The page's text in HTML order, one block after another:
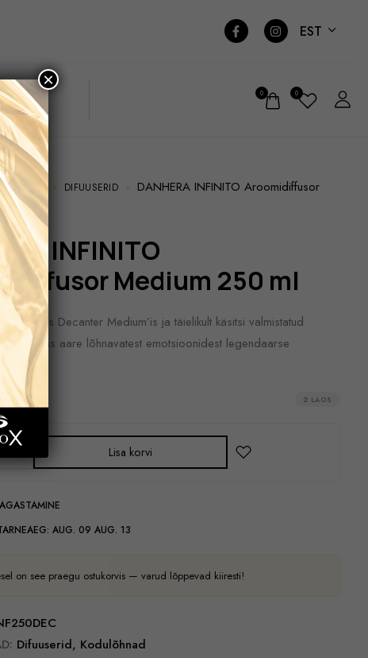
EST
0 0
DIFUUSERID
DANHERA INFINITO Aroomidiffusor
Medium 250 ml
Decanter Medium’is ja täielikult käsitsi valmistatud
Väärikas aare lõhnavatest emotsioonidest legendaarse
jaoks.
2 LAOS
Lisa korvi
AUG. 09 AUG. 13
on see praegu ostukorvis — varud lõppevad kiiresti!
Difuuserid, Kodulõhnad
×